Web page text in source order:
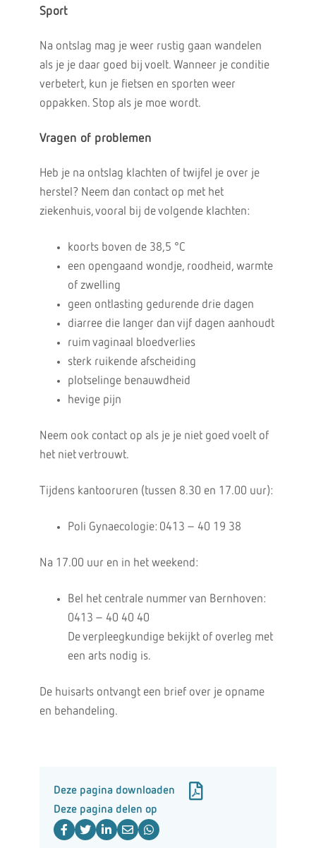
Sport
Na ontslag mag je weer rustig gaan wandelen
als je je daar goed bij voelt. Wanneer je conditie
verbetert, kun je fietsen en sporten weer
oppakken. Stop als je moe wordt.
Vragen of problemen
Heb je na ontslag klachten of twijfel je over je
herstel? Neem dan contact op met het
ziekenhuis, vooral bij de volgende klachten:
koorts boven de 38,5 °C
een opengaand wondje, roodheid, warmte
of zwelling
geen ontlasting gedurende drie dagen
diarree die langer dan vijf dagen aanhoudt
ruim vaginaal bloedverlies
sterk ruikende afscheiding
plotselinge benauwdheid
hevige pijn
Neem ook contact op als je je niet goed voelt of
het niet vertrouwt.
Tijdens kantooruren (tussen 8.30 en 17.00 uur):
Poli Gynaecologie: 0413 – 40 19 38
Na 17.00 uur en in het weekend:
Bel het centrale nummer van Bernhoven:
0413 – 40 40 40
De verpleegkundige bekijkt of overleg met
een arts nodig is.
De huisarts ontvangt een brief over je opname
en behandeling.
Deze pagina downloaden
Deze pagina delen op